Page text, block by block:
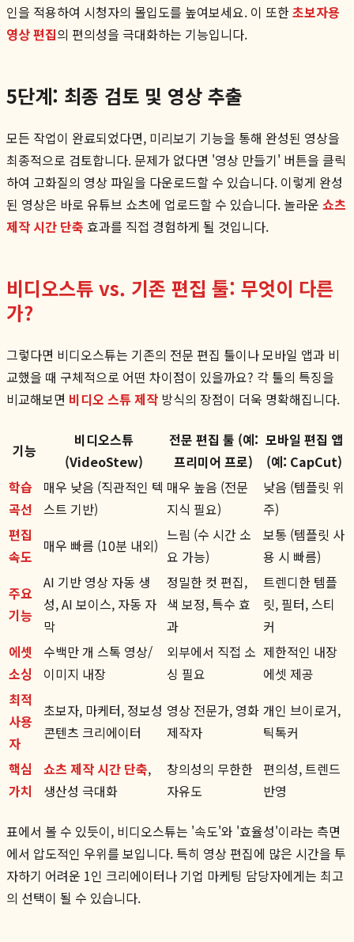
인을 적용하여 시청자의 몰입도를 높여보세요. 이 또한초보자용
영상 편집의 편의성을 극대화하는 기능입니다.
5단계: 최종 검토 및 영상 추출
모든 작업이 완료되었다면, 미리보기 기능을 통해 완성된 영상을
최종적으로 검토합니다. 문제가 없다면 '영상 만들기' 버튼을 클릭
하여 고화질의 영상 파일을 다운로드할 수 있습니다. 이렇게 완성
된 영상은 바로 유튜브 쇼츠에 업로드할 수 있습니다. 놀라운 쇼츠
제작 시간 단축 효과를 직접 경험하게 될 것입니다.
비디오스튜 vs. 기존 편집 툴: 무엇이 다른
가?
그렇다면 비디오스튜는 기존의 전문 편집 툴이나 모바일 앱과 비
교했을 때 구체적으로 어떤 차이점이 있을까요? 각 툴의 특징을
비교해보면 비디오 스튜 제작 방식의 장점이 더욱 명확해집니다.
기능
비디오스튜
(VideoStew)
전문 편집 툴 (예:
프리미어 프로)
모바일 편집 앱
(예: CapCut)
학습
곡선
매우 낮음 (직관적인 텍
스트 기반)
매우 높음 (전문
지식 필요)
낮음 (템플릿 위
주)
편집
속도
매우 빠름 (10분 내외)
느림 (수 시간 소
요 가능)
보통 (템플릿 사
용 시 빠름)
주요
기능
AI 기반 영상 자동 생
성, AI 보이스, 자동 자
막
정밀한 컷 편집,
색 보정, 특수 효
과
트렌디한 템플
릿, 필터, 스티
커
에셋
소싱
수백만 개 스톡 영상/
이미지 내장
외부에서 직접 소
싱 필요
제한적인 내장
에셋 제공
최적
사용
자
초보자, 마케터, 정보성
콘텐츠 크리에이터
영상 전문가, 영화
제작자
개인 브이로거,
틱톡커
핵심
가치
쇼츠 제작 시간 단축,
생산성 극대화
창의성의 무한한
자유도
편의성, 트렌드
반영
표에서 볼 수 있듯이, 비디오스튜는 '속도'와 '효율성'이라는 측면
에서 압도적인 우위를 보입니다. 특히 영상 편집에 많은 시간을 투
자하기 어려운 1인 크리에이터나 기업 마케팅 담당자에게는 최고
의 선택이 될 수 있습니다.